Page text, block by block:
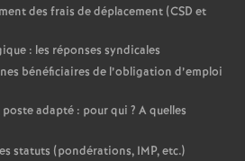
des frais de déplacement (CSD et
: les réponses syndicales
bénéficiaires de l’obligation d’emploi
adapté : pour qui ? A quelles
statuts (pondérations, IMP, etc.)